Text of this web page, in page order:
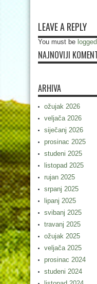
LEAVE A REPLY
You must be
NAJNOVIJI
ARHIVA
ožujak 2026
veljača 2026
siječanj 2026
prosinac 2025
studeni 2025
listopad 2025
rujan 2025
srpanj 2025
lipanj 2025
svibanj 2025
travanj 2025
ožujak 2025
veljača 2025
prosinac 2024
studeni 2024